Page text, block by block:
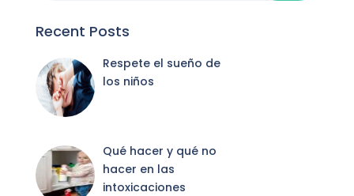
Recent Posts
Respete el sueño de
los niños
Qué hacer y qué no
hacer en las
intoxicaciones